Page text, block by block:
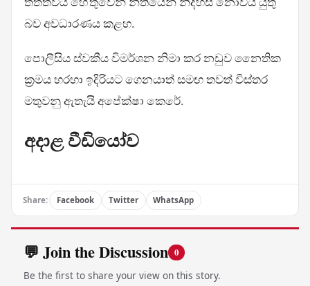
බව අවධාරණය කළහ.
පොලීසිය ස්වකීය විමර්ශන නිමා කර නඩුව නෛතික
ක්‍රමය හරහා ඉදිරියට ගෙනයාත් සමඟ තවත් විස්තර
මතුවනු ඇතැයි අපේක්ෂා කෙරේ.
අදාළ වීඩියෝව
Share: Facebook Twitter WhatsApp
💬 Join the Discussion 0
Be the first to share your view on this story.